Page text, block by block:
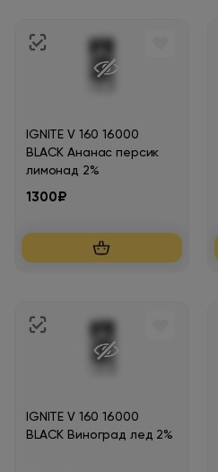
IGNITE V 160 16000
BLACK Ананас персик
лимонад 2%
1300₽
IGNITE V 160 16000
BLACK Виноград лед 2%